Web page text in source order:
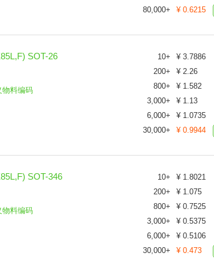
80,000+ ¥ 0.6215
SOT-26
物料编码
10+ ¥ 3.7886
200+ ¥ 2.26
800+ ¥ 1.582
3,000+ ¥ 1.13
6,000+ ¥ 1.0735
30,000+ ¥ 0.9944
SOT-346
物料编码
10+ ¥ 1.8021
200+ ¥ 1.075
800+ ¥ 0.7525
3,000+ ¥ 0.5375
6,000+ ¥ 0.5106
30,000+ ¥ 0.473